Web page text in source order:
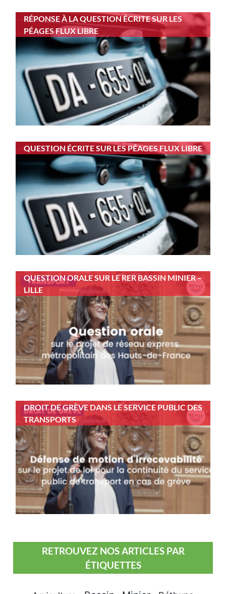
RÉPONSE À LA QUESTION ÉCRITE SUR LES
PÉAGES FLUX LIBRE
QUESTION ÉCRITE SUR LES PÉAGES FLUX LIBRE
QUESTION ORALE SUR LE RER BASSIN MINIER –
LILLE
DROIT DE GRÈVE DANS LE SERVICE PUBLIC DES
TRANSPORTS
RETROUVEZ NOS ARTICLES PAR
ÉTIQUETTES